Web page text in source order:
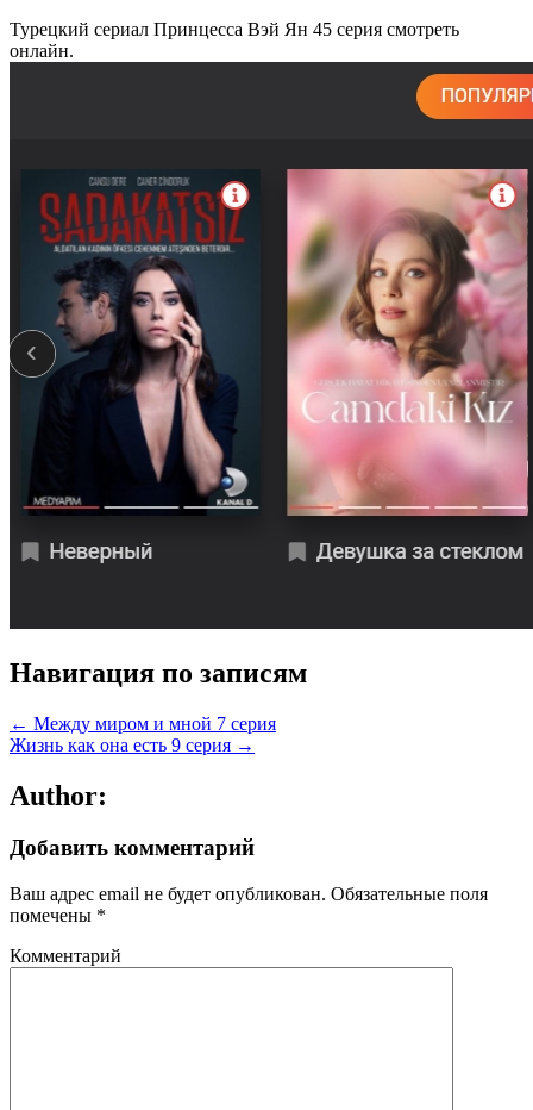
Турецкий сериал Принцесса Вэй Ян 45 серия смотреть
онлайн.
Навигация по записям
← Между миром и мной 7 серия
Жизнь как она есть 9 серия →
Author:
Добавить комментарий
Ваш адрес email не будет опубликован. Обязательные поля
помечены *
Комментарий